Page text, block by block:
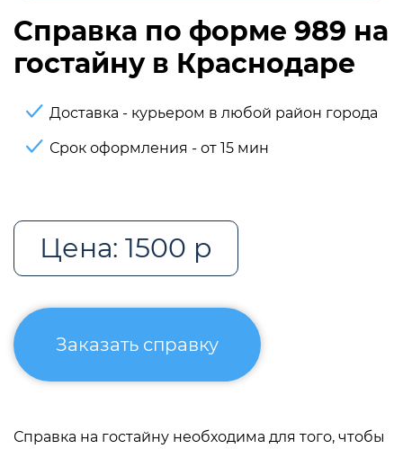
Справка по форме 989 на
гостайну в Краснодаре
Доставка - курьером в любой район города
Срок оформления - от 15 мин
Цена: 1500 р
Заказать справку
Справка на гостайну необходима для того, чтобы